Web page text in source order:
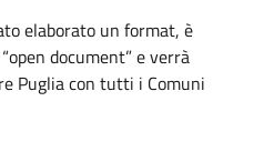
elaborato un format, è
document” e verrà
Puglia con tutti i Comuni